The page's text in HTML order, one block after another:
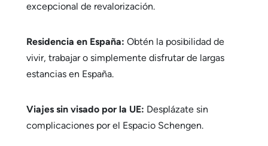
excepcional de revalorización.
Residencia en España: Obtén la posibilidad de
vivir, trabajar o simplemente disfrutar de largas
estancias en España.
Viajes sin visado por la UE: Desplázate sin
complicaciones por el Espacio Schengen.